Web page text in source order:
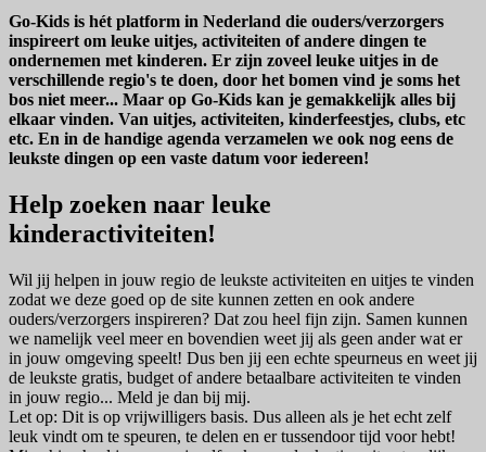
Go-Kids is hét platform in Nederland die ouders/verzorgers
inspireert om leuke uitjes, activiteiten of andere dingen te
ondernemen met kinderen. Er zijn zoveel leuke uitjes in de
verschillende regio's te doen, door het bomen vind je soms het
bos niet meer... Maar op Go-Kids kan je gemakkelijk alles bij
elkaar vinden. Van uitjes, activiteiten, kinderfeestjes, clubs, etc
etc. En in de handige agenda verzamelen we ook nog eens de
leukste dingen op een vaste datum voor iedereen!
Help zoeken naar leuke
kinderactiviteiten!
Wil jij helpen in jouw regio de leukste activiteiten en uitjes te vinden
zodat we deze goed op de site kunnen zetten en ook andere
ouders/verzorgers inspireren? Dat zou heel fijn zijn. Samen kunnen
we namelijk veel meer en bovendien weet jij als geen ander wat er
in jouw omgeving speelt! Dus ben jij een echte speurneus en weet jij
de leukste gratis, budget of andere betaalbare activiteiten te vinden
in jouw regio... Meld je dan bij mij.
Let op: Dit is op vrijwilligers basis. Dus alleen als je het echt zelf
leuk vindt om te speuren, te delen en er tussendoor tijd voor hebt!